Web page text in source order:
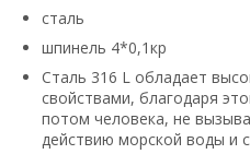
сталь
шпинель 4*0,1кр
Сталь 316 L обладает
свойствами, благодаря
потом человека, не
действию морской воды и